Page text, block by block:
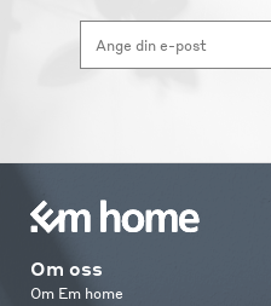
Om oss
Om Em home